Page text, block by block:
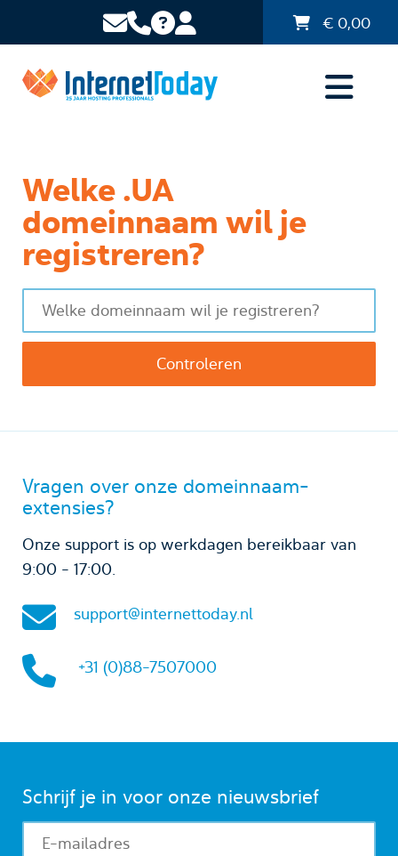
€ 0,00
Welke .UA
domeinnaam wil je
registreren?
Vragen over onze domeinnaam-
extensies?
Onze support is op werkdagen bereikbaar van
9:00 - 17:00.
support@internettoday.nl
+31 (0)88-7507000
Schrijf je in voor onze nieuwsbrief